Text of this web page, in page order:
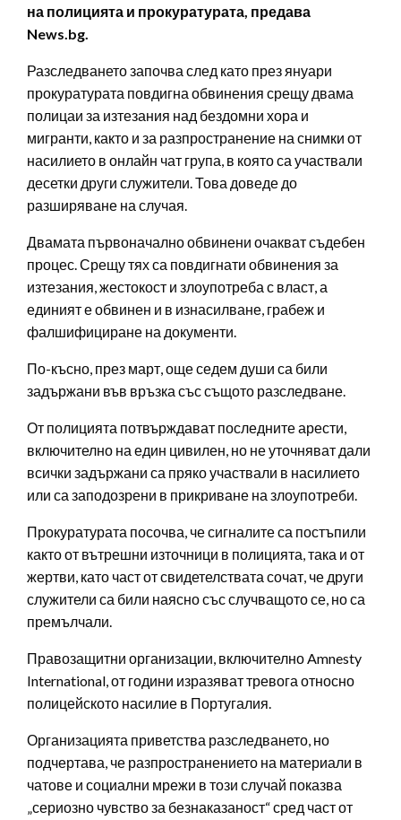
на полицията и прокуратурата, предава
News.bg.
Разследването започва след като през януари
прокуратурата повдигна обвинения срещу двама
полицаи за изтезания над бездомни хора и
мигранти, както и за разпространение на снимки от
насилието в онлайн чат група, в която са участвали
десетки други служители. Това доведе до
разширяване на случая.
Двамата първоначално обвинени очакват съдебен
процес. Срещу тях са повдигнати обвинения за
изтезания, жестокост и злоупотреба с власт, а
единият е обвинен и в изнасилване, грабеж и
фалшифициране на документи.
По-късно, през март, още седем души са били
задържани във връзка със същото разследване.
От полицията потвърждават последните арести,
включително на един цивилен, но не уточняват дали
всички задържани са пряко участвали в насилието
или са заподозрени в прикриване на злоупотреби.
Прокуратурата посочва, че сигналите са постъпили
както от вътрешни източници в полицията, така и от
жертви, като част от свидетелствата сочат, че други
служители са били наясно със случващото се, но са
премълчали.
Правозащитни организации, включително Amnesty
International, от години изразяват тревога относно
полицейското насилие в Португалия.
Организацията приветства разследването, но
подчертава, че разпространението на материали в
чатове и социални мрежи в този случай показва
„сериозно чувство за безнаказаност“ сред част от